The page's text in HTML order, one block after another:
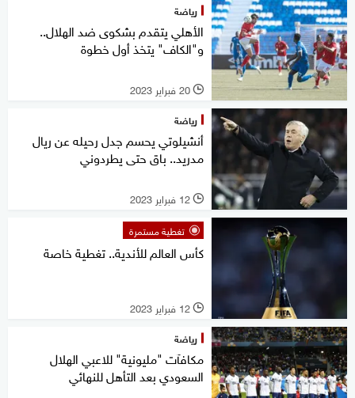
رياضة
الأهلي يتقدم بشكوى ضد الهلال..
و"الكاف" يتخذ أول خطوة
l 20 فبراير 2023
رياضة
أنشيلوتي يحسم جدل رحيله عن ريال
مدريد.. باق حتى يطردوني
l 12 فبراير 2023
تغطية مستمرة
كأس العالم للأندية.. تغطية خاصة
l 12 فبراير 2023
رياضة
مكافآت "مليونية" للاعبي الهلال
السعودي بعد التأهل للنهائي